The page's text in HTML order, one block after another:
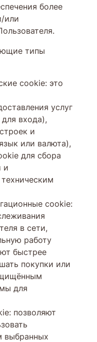
более
или
типы
cookie: это
услуг
входа),
и
или валюта),
для сбора
и
cookie:
в сети,
работу
быстрее
покупки или
для
позволяют
выбранных